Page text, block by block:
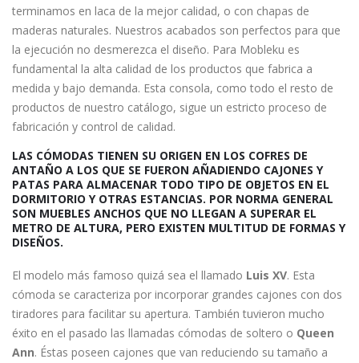
terminamos en laca de la mejor calidad, o con chapas de
maderas naturales. Nuestros acabados son perfectos para que
la ejecución no desmerezca el diseño. Para Mobleku es
fundamental la alta calidad de los productos que fabrica a
medida y bajo demanda. Esta consola, como todo el resto de
productos de nuestro catálogo, sigue un estricto proceso de
fabricación y control de calidad.
LAS CÓMODAS TIENEN SU ORIGEN EN LOS COFRES DE
ANTAÑO A LOS QUE SE FUERON AÑADIENDO CAJONES Y
PATAS PARA ALMACENAR TODO TIPO DE OBJETOS EN EL
DORMITORIO Y OTRAS ESTANCIAS. POR NORMA GENERAL
SON MUEBLES ANCHOS QUE NO LLEGAN A SUPERAR EL
METRO DE ALTURA, PERO EXISTEN MULTITUD DE FORMAS Y
DISEÑOS.
El modelo más famoso quizá sea el llamado Luis XV. Esta
cómoda se caracteriza por incorporar grandes cajones con dos
tiradores para facilitar su apertura. También tuvieron mucho
éxito en el pasado las llamadas cómodas de soltero o Queen
Ann. Éstas poseen cajones que van reduciendo su tamaño a